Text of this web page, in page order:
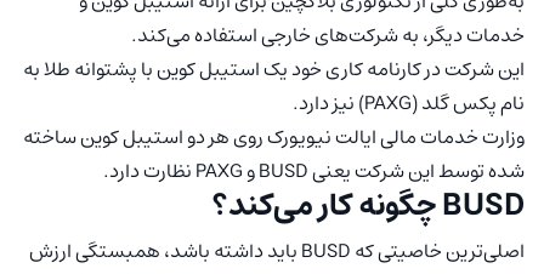
خدمات دیگر، به شرکت‌های خارجی استفاده می‌کند.
این شرکت در کارنامه کاری خود یک استیبل کوین با پشتوانه طلا به
نام پکس گلد (PAXG) نیز دارد.
وزارت خدمات مالی ایالت نیویورک روی هر دو استیبل کوین ساخته
شده توسط این شرکت یعنی BUSD و PAXG نظارت دارد.
BUSD چگونه کار می‌کند؟
اصلی‌ترین خاصیتی که BUSD باید داشته باشد، همبستگی ارزش